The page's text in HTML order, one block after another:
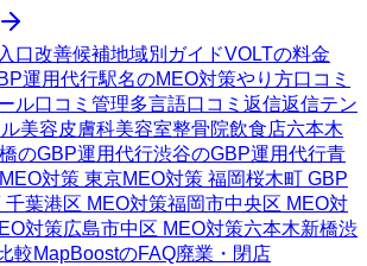
口改善候補地域別ガイドVOLTの料金
運用代行駅名のMEO対策やり方口コミ
ル口コミ管理多言語口コミ返信返信テン
美容皮膚科美容室整骨院飲食店六本木
のGBP運用代行渋谷のGBP運用代行青
MEO対策 東京MEO対策 福岡桜木町 GBP
千葉港区 MEO対策福岡市中央区 MEO対
対策広島市中区 MEO対策六本木新橋渋
較MapBoostのFAQ廃業・閉店